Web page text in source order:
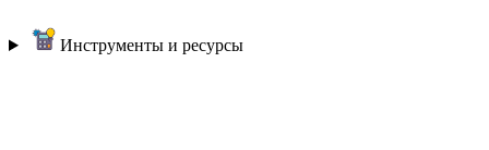
Инструменты и ресурсы